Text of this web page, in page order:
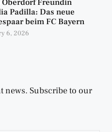
Oberdorf Freundin
Padilla: Das neue
beim FC Bayern
6, 2026
news. Subscribe to our